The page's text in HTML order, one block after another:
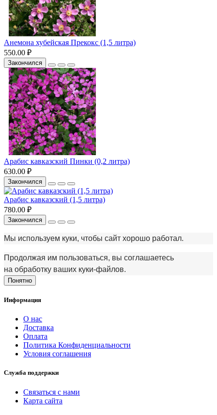
Анемона хубейская Прекокс (1,5 литра)
550.00 ₽
Закончился
Арабис кавказский Пинки (0,2 литра)
630.00 ₽
Закончился
Арабис кавказский (1,5 литра)
780.00 ₽
Закончился
Мы используем куки, чтобы сайт хорошо работал.
Продолжая им пользоваться, вы соглашаетесь
на обработку ваших куки‑файлов.
Понятно
Информация
О нас
Доставка
Оплата
Политика Конфиденциальности
Условия соглашения
Служба поддержки
Связаться с нами
Карта сайта